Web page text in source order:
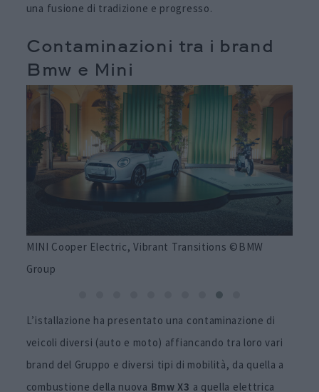
una fusione di tradizione e progresso.
Contaminazioni tra i brand
Bmw e Mini
MINI Cooper Electric, Vibrant Transitions ©BMW
Group
L’istallazione ha presentato una contaminazione di
veicoli diversi (auto e moto) affiancando tra loro vari
brand del Gruppo e diversi tipi di mobilità, da quella a
combustione della nuova Bmw X3 a quella elettrica